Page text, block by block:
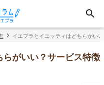
イエプラとイエッティはどちらがい
がいい？サービス特徴